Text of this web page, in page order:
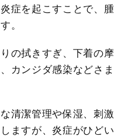
症を起こすことで、腫
。
の拭きすぎ、下着の摩
カンジダ感染などさま
清潔管理や保湿、刺激
ますが、炎症がひどい